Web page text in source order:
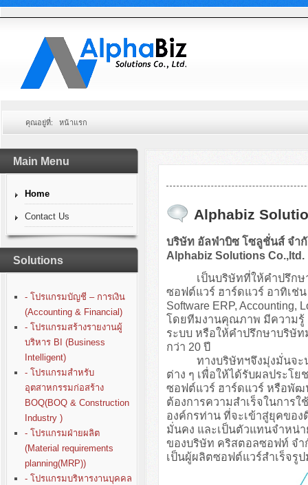
คุณอยู่ที่: หน้าแรก
Main Menu
Home
Contact Us
Solutions
- โปรแกรมบัญชี – การเงิน
(Accounting & Financial)
- โปรแกรมสร้างรายงานผู้
บริหาร BI (Business
Intelligent)
- โปรแกรมสำหรับ
อุตสาหกรรมก่อสร้าง
BOQ(BOQ & Construction
Industry )
- โปรแกรมฝ่ายผลิต
(Material requirements
planning(MRP))
- โปรแกรมบริหารงานบุคคล
Alphabiz
บริษัท อัลฟ่าบิซ โซลูชั่นส์ จำ
Alphabiz Solutions Co.,ltd.
เป็นบริษัทที่ให้คำปรึกษา
ซอฟต์แวร์ ฮาร์ดแวร์ อาทิเช่
Software ERP,
โดยทีมงานคุณภาพ มีความรู้
ระบบ หรือให้คำปรึกษาบริษั
กว่า 20 ปี
ทางบริษัทฯจึงมุ่งมั่นจะน
ต่าง ๆ เพื่อให้ได้รับผลประโย
ซอฟต์แวร์ ฮาร์ดแวร์ หรือพัฒ
ต้องการความสำเร็จในการ
องค์กรท่าน ที่จะเข้าสู่ยุคขอ
มั่นคง และเป็นตัวแทนจำหน่
ของบริษัท คริสตอลซอฟท์ จำ
เป็นผู้ผลิตซอฟต์แวร์สำเร็จรู